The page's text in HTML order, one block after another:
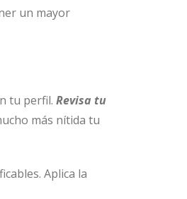
un mayor
tu perfil. Revisa tu
más nítida tu
Aplica la